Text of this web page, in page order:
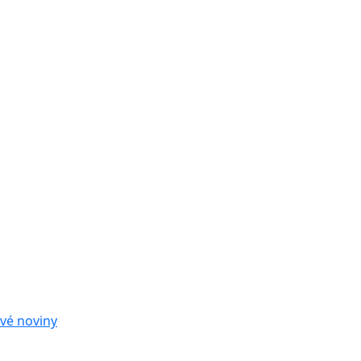
noviny